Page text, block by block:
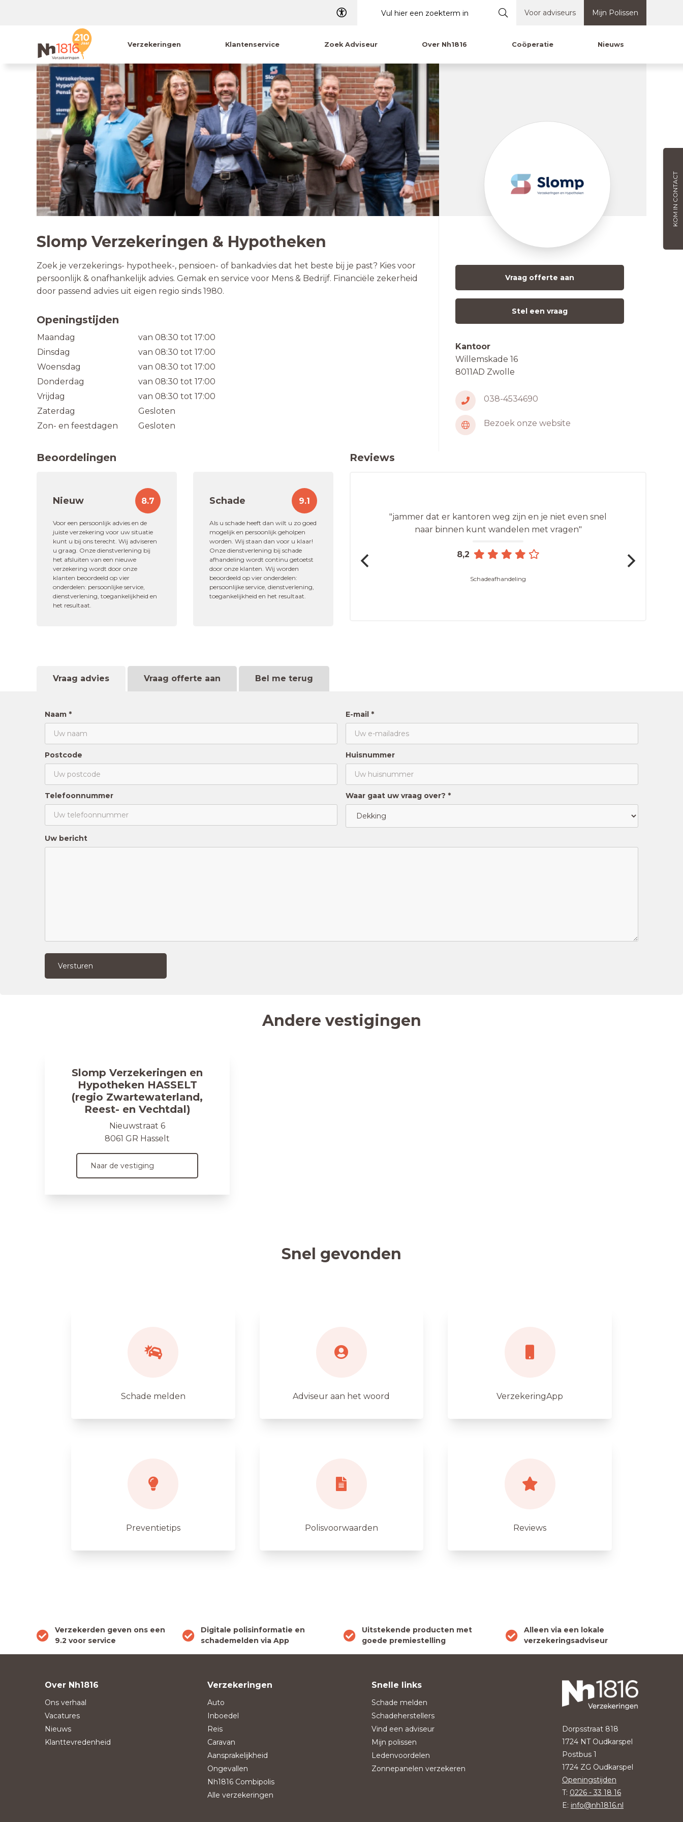
Dyslexie Voor adviseurs Mijn Polissen
Verzekeringen Klantenservice Zoek Adviseur Over Nh1816 Coöperatie Nieuws
KOM IN CONTACT
Slomp Verzekeringen & Hypotheken
Zoek je verzekerings- hypotheek-, pensioen- of bankadvies dat het beste bij je past? Kies voor
persoonlijk & onafhankelijk advies. Gemak en service voor Mens & Bedrijf. Financiële zekerheid
door passend advies uit eigen regio sinds 1980.
Openingstijden
Maandag
van 08:30 tot 17:00
Dinsdag
van 08:30 tot 17:00
Woensdag
van 08:30 tot 17:00
Donderdag
van 08:30 tot 17:00
Vrijdag
van 08:30 tot 17:00
Zaterdag
Gesloten
Zon- en feestdagen
Gesloten
Vraag offerte aan
Stel een vraag
Kantoor
Willemskade 16
8011AD Zwolle
038-4534690
Bezoek onze website
Beoordelingen
Nieuw 8.7
Voor een persoonlijk advies en de
juiste verzekering voor uw situatie
kunt u bij ons terecht. Wij adviseren
u graag. Onze dienstverlening bij
het afsluiten van een nieuwe
verzekering wordt door onze
klanten beoordeeld op vier
onderdelen: persoonlijke service,
dienstverlening, toegankelijkheid en
het resultaat.
Schade 9.1
Als u schade heeft dan wilt u zo goed
mogelijk en persoonlijk geholpen
worden. Wij staan dan voor u klaar!
Onze dienstverlening bij schade
afhandeling wordt continu getoetst
door onze klanten. Wij worden
beoordeeld op vier onderdelen:
persoonlijke service, dienstverlening,
toegankelijkheid en het resultaat.
Reviews
"Keurig nette en snelle afhandeling van de schade."
Dhr. Wijtzes
Schadeafhandeling
"jammer dat er kantoren weg zijn en je niet even snel
naar binnen kunt wandelen met vragen"
8,2
Schadeafhandeling
Vraag advies Vraag offerte aan Bel me terug
Naam * E-mail *
Postcode Huisnummer
Telefoonnummer Waar gaat uw vraag over? *
Uw bericht
Versturen
Andere vestigingen
Slomp Verzekeringen en
Hypotheken HASSELT
(regio Zwartewaterland,
Reest- en Vechtdal)
Nieuwstraat 6
8061 GR Hasselt
Naar de vestiging
Snel gevonden
Schade melden Adviseur aan het woord VerzekeringApp
Preventietips Polisvoorwaarden Reviews
Verzekerden geven ons een
9.2 voor service
Digitale polisinformatie en
schademelden via App
Uitstekende producten met
goede premiestelling
Alleen via een lokale
verzekeringsadviseur
Over Nh1816
Ons verhaal
Vacatures
Nieuws
Klanttevredenheid
Verzekeringen
Auto
Inboedel
Reis
Caravan
Aansprakelijkheid
Ongevallen
Nh1816 Combipolis
Alle verzekeringen
Snelle links
Schade melden
Schadeherstellers
Vind een adviseur
Mijn polissen
Ledenvoordelen
Zonnepanelen verzekeren
Dorpsstraat 818
1724 NT Oudkarspel
Postbus 1
1724 ZG Oudkarspel
Openingstijden
T: 0226 - 33 18 16
E: info@nh1816.nl